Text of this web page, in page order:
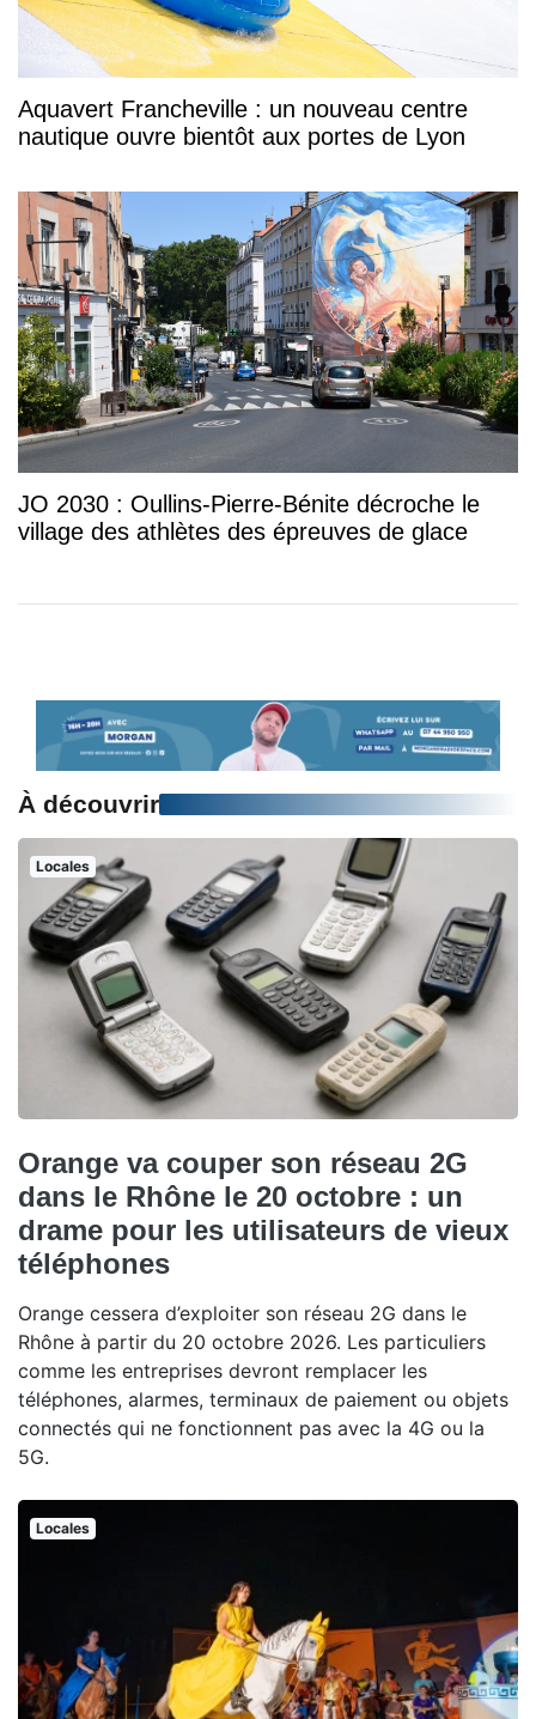
Aquavert Francheville : un nouveau centre
nautique ouvre bientôt aux portes de Lyon
JO 2030 : Oullins-Pierre-Bénite décroche le
village des athlètes des épreuves de glace
À découvrir
Locales
Orange va couper son réseau 2G
dans le Rhône le 20 octobre : un
drame pour les utilisateurs de vieux
téléphones
Orange cessera d’exploiter son réseau 2G dans le
Rhône à partir du 20 octobre 2026. Les particuliers
comme les entreprises devront remplacer les
téléphones, alarmes, terminaux de paiement ou objets
connectés qui ne fonctionnent pas avec la 4G ou la
5G.
Locales